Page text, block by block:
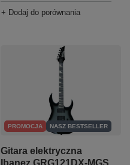
+ Dodaj do porównania
PROMOCJA NASZ BESTSELLER
Gitara elektryczna
Ibanez GRG121DX-MGS